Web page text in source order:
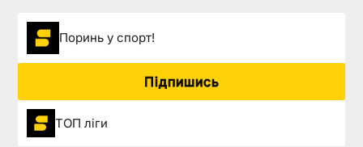
Поринь у спорт!
Підпишись
ТОП ліги